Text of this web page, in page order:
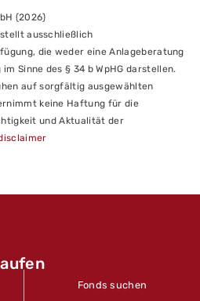
Fonds suchen
(2026)
ausschließlich
die weder eine Anlageberatung
Sinne des § 34 b WpHG darstellen.
auf sorgfältig ausgewählten
keine Haftung für die
und Aktualität der